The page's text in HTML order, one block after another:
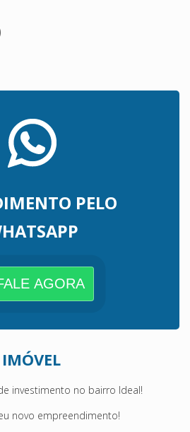
PELO
AGORA
investimento no bairro Ideal!
novo empreendimento!